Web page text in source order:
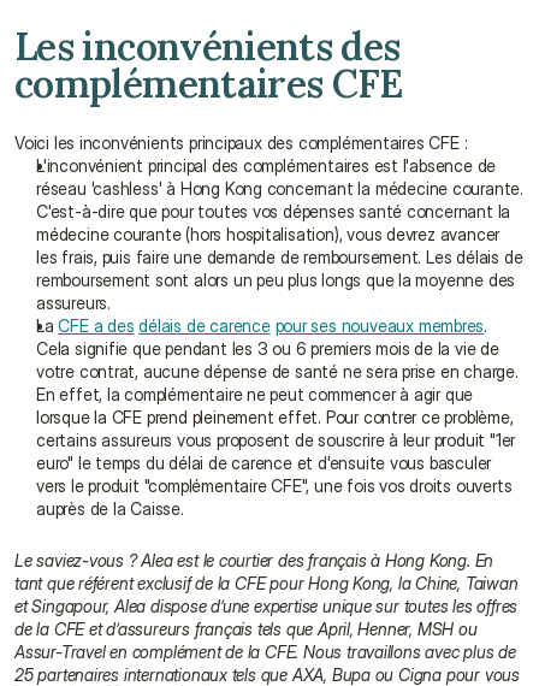
Les inconvénients des
complémentaires CFE
Voici les inconvénients principaux des complémentaires CFE :
L'inconvénient principal des complémentaires est l'absence de
réseau 'cashless' à Hong Kong concernant la médecine courante.
C'est-à-dire que pour toutes vos dépenses santé concernant la
médecine courante (hors hospitalisation), vous devrez avancer
les frais, puis faire une demande de remboursement. Les délais de
remboursement sont alors un peu plus longs que la moyenne des
assureurs.
La CFE a des délais de carence pour ses nouveaux membres.
Cela signifie que pendant les 3 ou 6 premiers mois de la vie de
votre contrat, aucune dépense de santé ne sera prise en charge.
En effet, la complémentaire ne peut commencer à agir que
lorsque la CFE prend pleinement effet. Pour contrer ce problème,
certains assureurs vous proposent de souscrire à leur produit "1er
euro" le temps du délai de carence et d'ensuite vous basculer
vers le produit "complémentaire CFE", une fois vos droits ouverts
auprès de la Caisse.
Le saviez-vous ? Alea est le courtier des français à Hong Kong. En
tant que référent exclusif de la CFE pour Hong Kong, la Chine, Taiwan
et Singapour, Alea dispose d’une expertise unique sur toutes les offres
de la CFE et d’assureurs français tels que April, Henner, MSH ou
Assur-Travel en complément de la CFE. Nous travaillons avec plus de
25 partenaires internationaux tels que AXA, Bupa ou Cigna pour vous